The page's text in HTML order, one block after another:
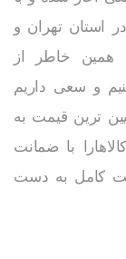
استان تهران و
خاطر از
و سعی داریم
ترین قیمت به
با ضمانت
کامل به دست